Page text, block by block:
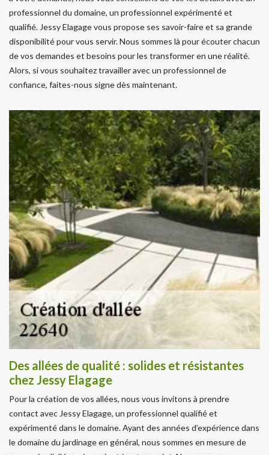
professionnel du domaine, un professionnel expérimenté et
qualifié. Jessy Elagage vous propose ses savoir-faire et sa grande
disponibilité pour vous servir. Nous sommes là pour écouter chacun
de vos demandes et besoins pour les transformer en une réalité.
Alors, si vous souhaitez travailler avec un professionnel de
confiance, faites-nous signe dès maintenant.
Des allées de qualité : solides et résistantes
chez Jessy Elagage
Pour la création de vos allées, nous vous invitons à prendre
contact avec Jessy Elagage, un professionnel qualifié et
expérimenté dans le domaine. Ayant des années d’expérience dans
le domaine du jardinage en général, nous sommes en mesure de